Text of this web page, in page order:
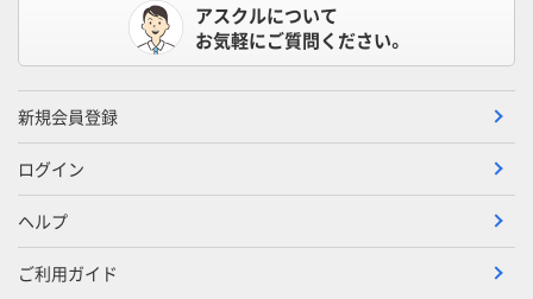
アスクルについて
お気軽にご質問ください。
新規会員登録
ログイン
ヘルプ
ご利用ガイド